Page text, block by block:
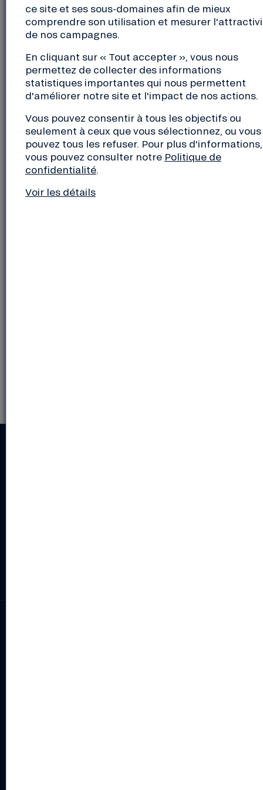
Samedi 9 novembre 2024
de 14h à 18h
Granvillais, 50400 Granville
Entrée libre
Pour plus d’informations
Cet événement est inscrit dans le cadre du mois de
l’ESS, un mois des acteurs qui font l’économie
sociale et solidaire. Retrouvez tous les événements
ici :https://www.mois-ess.org/tous-les-evenements
ce site et ses sous-domaines afin de mieux
comprendre son utilisation et mesurer
de nos campagnes.
En cliquant sur « Tout accepter », vous nous
permettez de collecter des informations
statistiques importantes qui nous permettent
d'améliorer notre site et l'impact de nos actions.
Vous pouvez consentir à tous les objectifs ou
seulement à ceux que vous sélectionnez, ou vous
pouvez tous les refuser. Pour plus d'informations,
vous pouvez consulter notre Politique de
confidentialité.
Voir les détails